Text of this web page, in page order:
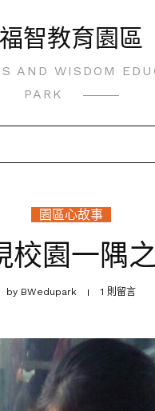
福智教育園區
AND WISDOM
PARK
園區心故事
校園一隅
by BWedupark 1 則留言